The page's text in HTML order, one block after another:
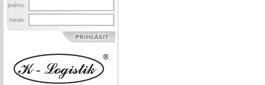
jméno:
heslo: